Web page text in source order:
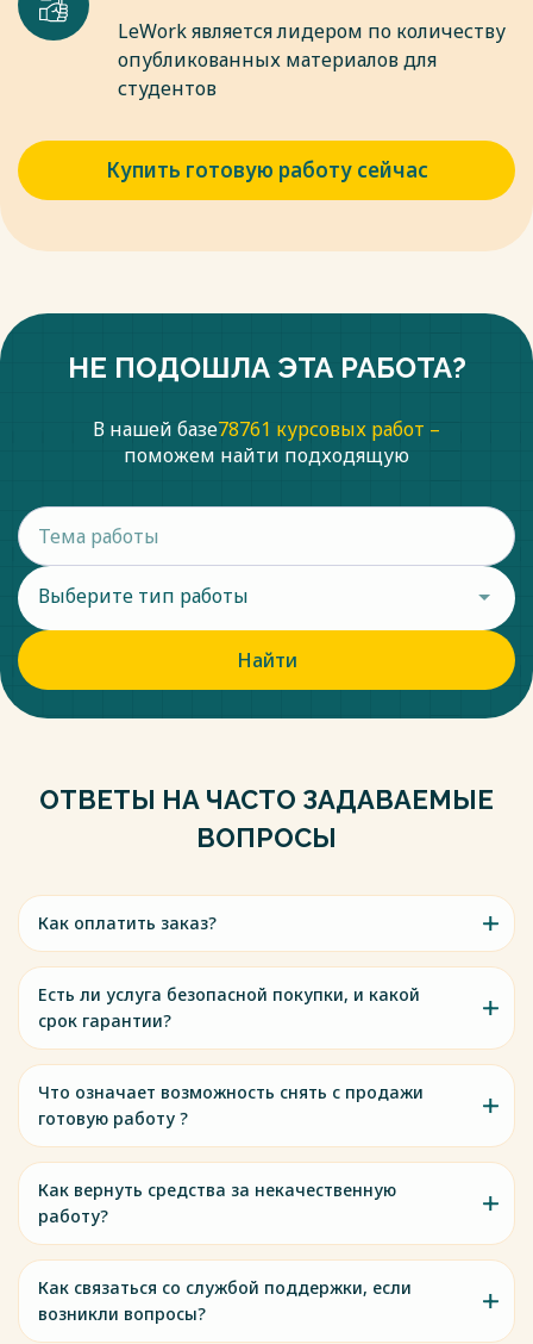
LeWork является лидером по количеству
опубликованных материалов для
студентов
Купить готовую работу сейчас
НЕ ПОДОШЛА ЭТА РАБОТА?
В нашей базе78761 курсовых работ –
поможем найти подходящую
Выберите тип работы
Найти
ОТВЕТЫ НА ЧАСТО ЗАДАВАЕМЫЕ
ВОПРОСЫ
Как оплатить заказ?
Есть ли услуга безопасной покупки, и какой
срок гарантии?
Что означает возможность снять с продажи
готовую работу ?
Как вернуть средства за некачественную
работу?
Как связаться со службой поддержки, если
возникли вопросы?